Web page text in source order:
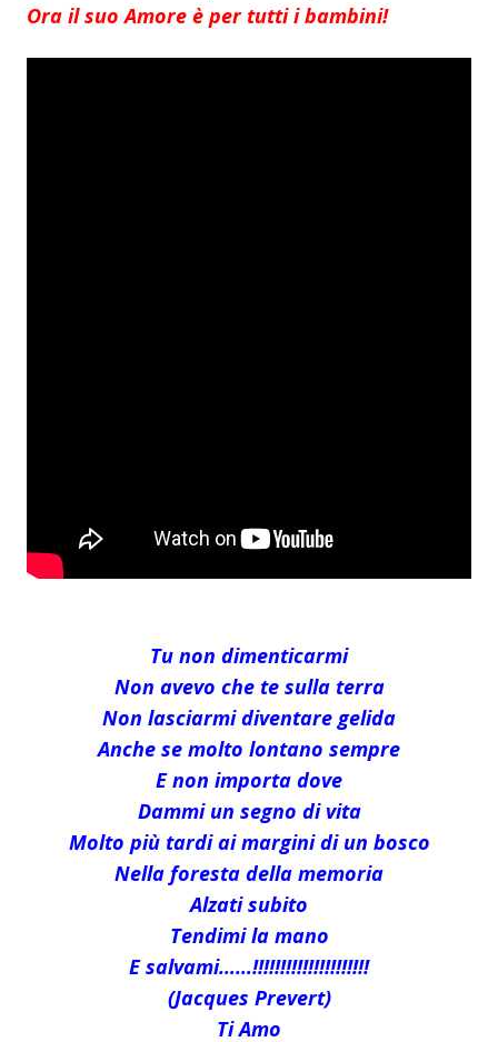
Ora il suo Amore è per tutti i bambini!
Tu non dimenticarmi
Non avevo che te sulla terra
Non lasciarmi diventare gelida
Anche se molto lontano sempre
E non importa dove
Dammi un segno di vita
Molto più tardi ai margini di un bosco
Nella foresta della memoria
Alzati subito
Tendimi la mano
E salvami……!!!!!!!!!!!!!!!!!!!!!
(Jacques Prevert)
Ti Amo